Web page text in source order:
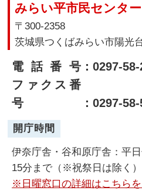
みらい平市民センター
〒300-2358
茨城県つくばみらい市陽光
電話番号：0297-58-
ファクス番
号
：0297-
開庁時間
伊奈庁舎・谷和原庁舎：平
15分まで（※祝祭日は除く）
※日曜窓口の詳細はこちらを